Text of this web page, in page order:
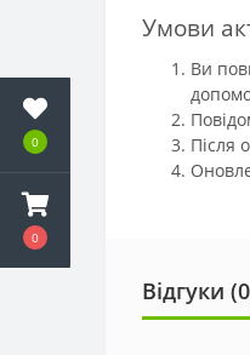
0
0
Умови
Ви
Після
Відгуки (0